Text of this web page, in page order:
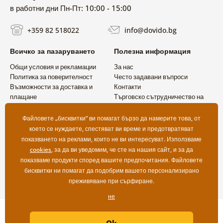
в работни дни Пн-Пт: 10:00 - 15:00
+359 82 518022 info@dovido.bg
Всичко за пазаруването
Общи условия и рекламации
Политика за поверителност
Възможности за доставка и
плащане
Полезна информация
За нас
Често задавани въпроси
Контакти
Търговско сътрудничество на
Copyright ©2019 © Dovido.bg.
Файловете „бисквитки“ ви помагат бързо да намерите това, от
което се нуждаете, спестяват ви време и предотвратяват
показването на реклами, които не ви интересуват. Използваме
cookies, за да ви уведомим, че сте на нашия сайт, и за да
показваме продукти според вашите предпочитания. Файловете
бисквитки ни помагат да подобрим вашето персонализирано
преживяване при сърфиране.
не